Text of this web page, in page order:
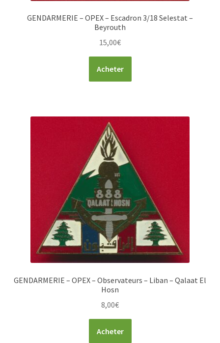
GENDARMERIE – OPEX – Escadron 3/18 Selestat –
Beyrouth
15,00€
Acheter
GENDARMERIE – OPEX – Observateurs – Liban – Qalaat El
Hosn
8,00€
Acheter